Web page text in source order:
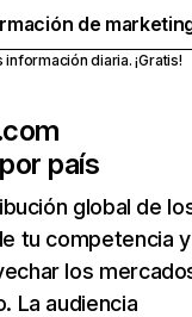
de
información diaria. ¡Gratis!
país
global de
tu competencia y
los
La audiencia